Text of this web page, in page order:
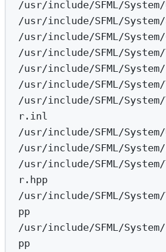
/usr/include/SFML/
/usr/include/SFML/
/usr/include/SFML/
/usr/include/SFML/
/usr/include/SFML/
/usr/include/SFML/System/
/usr/include/SFML/
r.inl
/usr/include/SFML/
/usr/include/SFML/
/usr/include/SFML/
r.hpp
/usr/include/SFML/
pp
/usr/include/SFML/
pp